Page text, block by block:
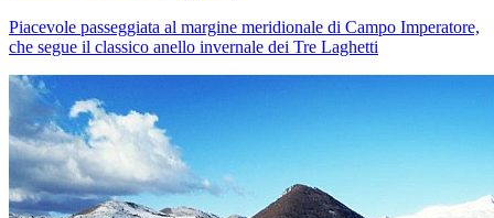
Piacevole passeggiata al margine meridionale di Campo Imperatore,
che segue il classico anello invernale dei Tre Laghetti